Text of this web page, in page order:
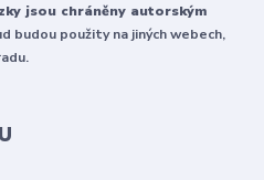
jsou chráněny autorským
budou použity na jiných webech,